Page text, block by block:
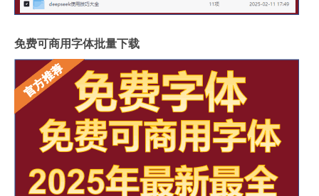
免费可商用字体批量下载